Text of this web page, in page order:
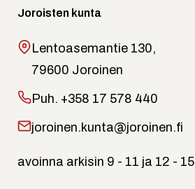
Joroisten kunta
Lentoasemantie 130,
79600 Joroinen
Puh. +358 17 578 440
joroinen.kunta@joroinen.fi
avoinna arkisin 9 - 11 ja 12 - 15